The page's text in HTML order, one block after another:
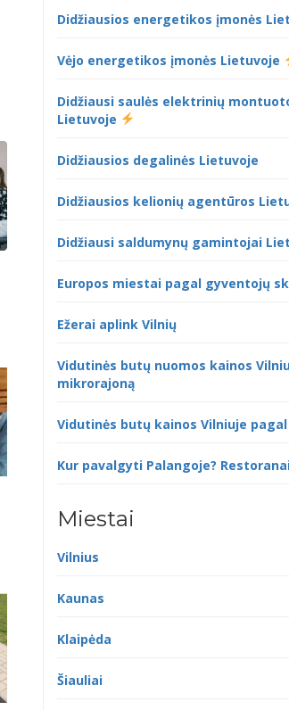
Didžiausios energetikos įmonės
Vėjo energetikos įmonės Lietuvoje
Didžiausi saulės elektrinių
Lietuvoje
Didžiausios degalinės Lietuvoje
Didžiausios kelionių agentūros
Didžiausi saldumynų gamintojai
Europos miestai pagal gyventojų
Ežerai aplink Vilnių
Vidutinės butų nuomos kainos
mikrorajoną
Vidutinės butų kainos Vilniuje
Kur pavalgyti Palangoje?
Miestai
Vilnius
Kaunas
Klaipėda
Šiauliai